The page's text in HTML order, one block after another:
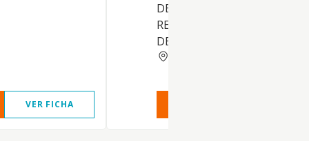
VER FICHA
DE ESCRITURAS.
RECURSOS, CONFECCION DE
DECLARACIONES